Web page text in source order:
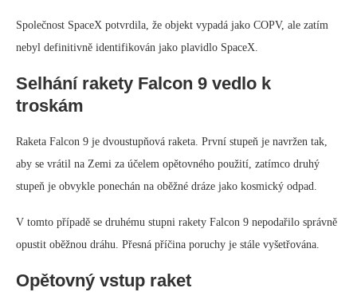
Společnost SpaceX potvrdila, že objekt vypadá jako COPV, ale zatím
nebyl definitivně identifikován jako plavidlo SpaceX.
Selhání rakety Falcon 9 vedlo k
troskám
Raketa Falcon 9 je dvoustupňová raketa. První stupeň je navržen tak,
aby se vrátil na Zemi za účelem opětovného použití, zatímco druhý
stupeň je obvykle ponechán na oběžné dráze jako kosmický odpad.
V tomto případě se druhému stupni rakety Falcon 9 nepodařilo správně
opustit oběžnou dráhu. Přesná příčina poruchy je stále vyšetřována.
Opětovný vstup raket